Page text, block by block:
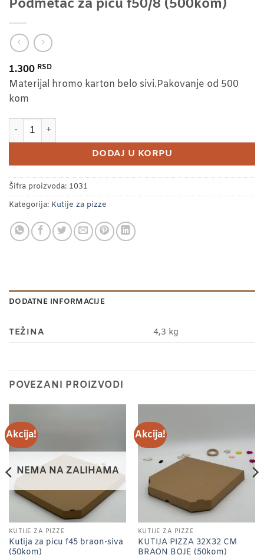
Podmetac za picu f50/8 (500kom)
1.300 RSD
Materijal hromo karton belo sivi.Pakovanje od 500
kom
Podmetac za picu f50/8 (500kom) količina
DODAJ U KORPU
Šifra proizvoda: 1031
Kategorija: Kutije za pizze
DODATNE INFORMACIJE
TEŽINA 4,3 kg
POVEZANI PROIZVODI
Akcija!
NEMA NA ZALIHAMA
KUTIJE ZA PIZZE
Kutija za picu f45 braon-siva
(50kom)
Akcija!
KUTIJE ZA PIZZE
KUTIJA PIZZA 32X32 CM
BRAON BOJE (50kom)